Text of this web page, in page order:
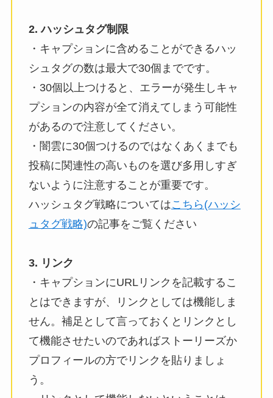
2. ハッシュタグ制限
・キャプションに含めることができるハッ
シュタグの数は最大で30個までです。
・30個以上つけると、エラーが発生しキャ
プションの内容が全て消えてしまう可能性
があるので注意してください。
・闇雲に30個つけるのではなくあくまでも
投稿に関連性の高いものを選び多用しすぎ
ないように注意することが重要です。
ハッシュタグ戦略についてはこちら(ハッシ
ュタグ戦略)の記事をご覧ください
3. リンク
・キャプションにURLリンクを記載するこ
とはできますが、リンクとしては機能しま
せん。補足として言っておくとリンクとし
て機能させたいのであればストーリーズか
プロフィールの方でリンクを貼りましょ
う。